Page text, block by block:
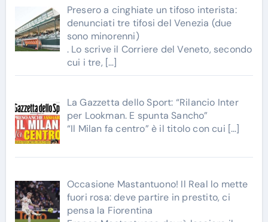
Presero a cinghiate un tifoso interista:
denunciati tre tifosi del Venezia (due
sono minorenni)
. Lo scrive il Corriere del Veneto, secondo
cui i tre, […]
La Gazzetta dello Sport: “Rilancio Inter
per Lookman. E spunta Sancho”
“Il Milan fa centro” è il titolo con cui […]
Occasione Mastantuono! Il Real lo mette
fuori rosa: deve partire in prestito, ci
pensa la Fiorentina